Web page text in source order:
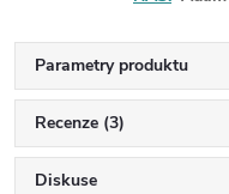
Parametry produktu
Recenze (3)
Diskuse